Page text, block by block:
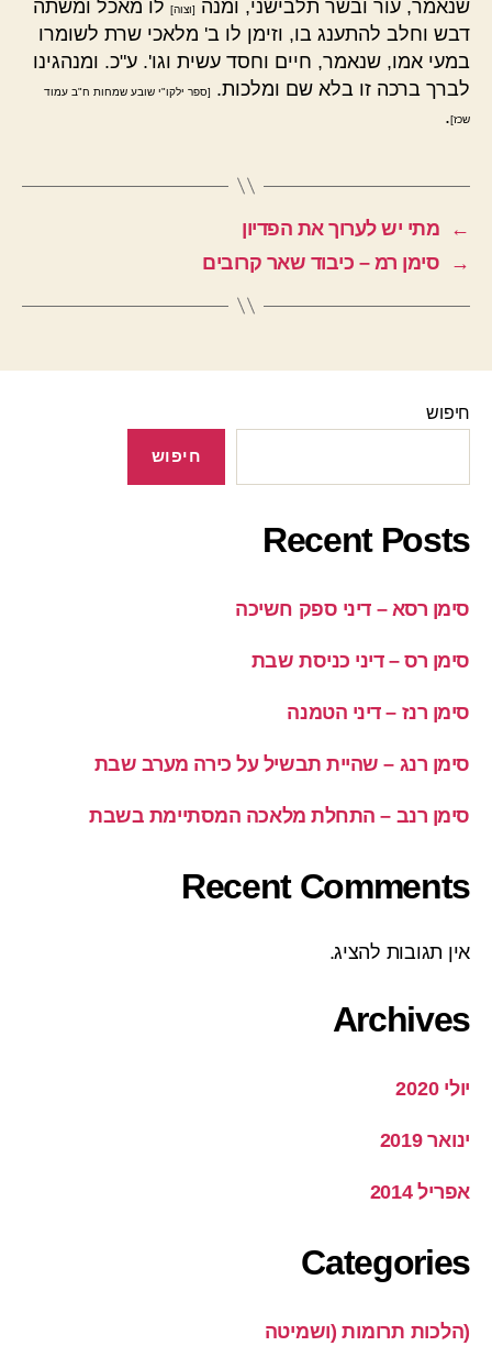
שנאמר, עור ובשר תלבישני, ומנה [וצוה] לו מאכל ומשתה
דבש וחלב להתענג בו, וזימן לו ב' מלאכי שרת לשומרו
במעי אמו, שנאמר, חיים וחסד עשית וגו'. ע"כ. ומנהגינו
לברך ברכה זו בלא שם ומלכות.
[ספר ילקו"י שובע שמחות ח"ב עמוד
שכז].
←
מתי יש לערוך את הפדיון
→
סימן רמ – כיבוד שאר קרובים
חיפוש
חיפוש
Recent Posts
סימן רסא – דיני ספק חשיכה
סימן רס – דיני כניסת שבת
סימן רנז – דיני הטמנה
סימן רנג – שהיית תבשיל על כירה מערב שבת
סימן רנב – התחלת מלאכה המסתיימת בשבת
Recent Comments
אין תגובות להציג.
Archives
יולי 2020
ינואר 2019
אפריל 2014
Categories
(הלכות תרומות (ושמיטה